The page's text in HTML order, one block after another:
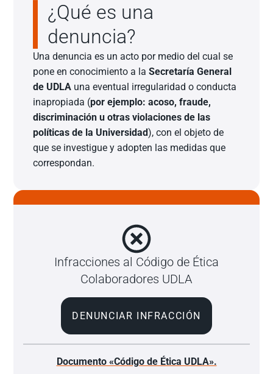
¿Qué es una
denuncia?
Una denuncia es un acto por medio del cual se
pone en conocimiento a laSecretaría General
de UDLA una eventual irregularidad o conducta
inapropiada (por ejemplo: acoso, fraude,
discriminación u otras violaciones de las
políticas de la Universidad), con el objeto de
que se investigue y adopten las medidas que
correspondan.
Infracciones al Código de Ética
Colaboradores UDLA
DENUNCIAR INFRACCIÓN
Documento «Código de Ética UDLA».